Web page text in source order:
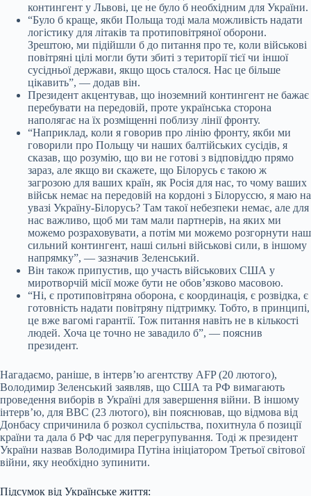
контингент у Львові, це не було б необхідним для України.
“Було б краще, якби Польща тоді мала можливість надати
логістику для літаків та протиповітряної оборони.
Зрештою, ми підійшли б до питання про те, коли військові
повітряні цілі могли бути збиті з території тієї чи іншої
сусідньої держави, якщо щось сталося. Нас це більше
цікавить”, — додав він.
Президент акцентував, що іноземний контингент не бажає
перебувати на передовій, проте українська сторона
наполягає на їх розміщенні поблизу лінії фронту.
“Наприклад, коли я говорив про лінію фронту, якби ми
говорили про Польщу чи наших балтійських сусідів, я
сказав, що розумію, що ви не готові з відповіддю прямо
зараз, але якщо ви скажете, що Білорусь є такою ж
загрозою для ваших країн, як Росія для нас, то чому ваших
військ немає на передовій на кордоні з Білоруссю, я маю на
увазі Україну-Білорусь? Там такої небезпеки немає, але для
нас важливо, щоб ми там мали партнерів, на яких ми
можемо розраховувати, а потім ми можемо розгорнути наш
сильний контингент, наші сильні військові сили, в іншому
напрямку”, — зазначив Зеленський.
Він також припустив, що участь військових США у
миротворчій місії може бути не обов’язково масовою.
“Ні, є протиповітряна оборона, є координація, є розвідка, є
готовність надати повітряну підтримку. Тобто, в принципі,
це вже вагомі гарантії. Тож питання навіть не в кількості
людей. Хоча це точно не завадило б”, — пояснив
президент.
Нагадаємо, раніше, в інтерв’ю агентству AFP (20 лютого),
Володимир Зеленський заявляв, що США та РФ вимагають
проведення виборів в Україні для завершення війни. В іншому
інтерв’ю, для BBC (23 лютого), він пояснював, що відмова від
Донбасу спричинила б розкол суспільства, похитнула б позиції
країни та дала б РФ час для перегрупування. Тоді ж президент
України назвав Володимира Путіна ініціатором Третьої світової
війни, яку необхідно зупинити.
Підсумок від Українське життя: